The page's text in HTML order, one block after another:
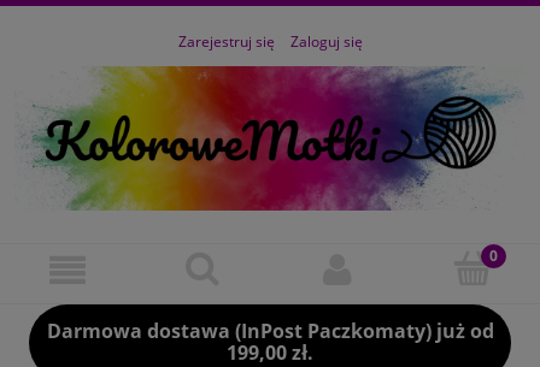
Zarejestruj się Zaloguj się
Darmowa dostawa (InPost Paczkomaty) już od
199,00 zł.